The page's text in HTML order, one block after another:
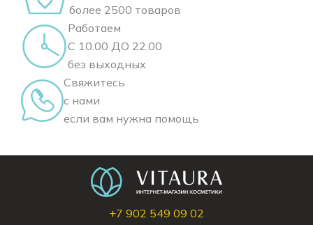
более 2500 товаров
Работаем
С 10.00 ДО 22.00
без выходных
Свяжитесь
с нами
если вам нужна помощь
+7 902 549 09 02